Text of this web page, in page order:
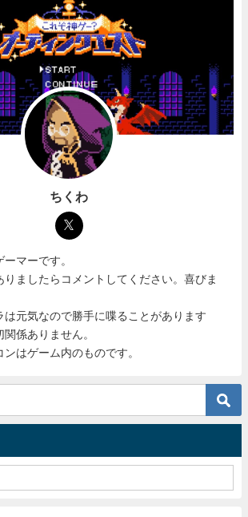
ちくわ
マーです。
りましたらコメントしてください。喜びま
は元気なので勝手に喋ることがあります
係ありません。
ンはゲーム内のものです。